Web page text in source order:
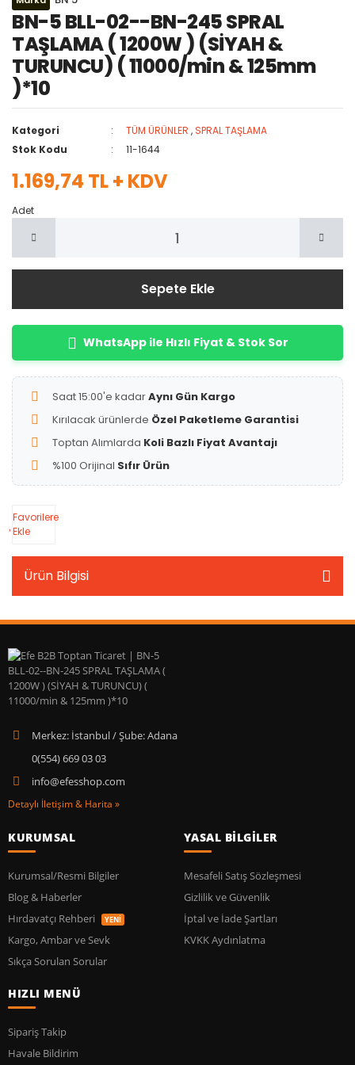
BN-5 BLL-02--BN-245 SPRAL
TAŞLAMA ( 1200W ) (SİYAH &
TURUNCU) ( 11000/min & 125mm
)*10
Kategori TÜM ÜRÜNLER ,SPRAL TAŞLAMA
Stok Kodu
11-1644
1.169,74 TL + KDV
Adet
Sepete Ekle
WhatsApp ile Hızlı Fiyat & Stok Sor
Saat 15:00'e kadarAynı Gün Kargo
Kırılacak ürünlerde Özel Paketleme Garantisi
Toptan Alımlarda Koli Bazlı Fiyat Avantajı
%100 Orijinal Sıfır Ürün
Favorilere
Ekle
Ürün Bilgisi
Merkez: İstanbul / Şube: Adana
0(554) 669 03 03
info@efesshop.com
Detaylı İletişim & Harita »
KURUMSAL
Kurumsal/Resmi Bilgiler
Blog & Haberler
Hırdavatçı Rehberi
YENİ
Kargo, Ambar ve Sevk
Sıkça Sorulan Sorular
YASAL BİLGİLER
Mesafeli Satış Sözleşmesi
Gizlilik ve Güvenlik
İptal ve İade Şartları
KVKK Aydınlatma
HIZLI MENÜ
Sipariş Takip
Havale Bildirim